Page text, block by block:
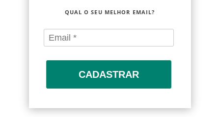
QUAL O SEU MELHOR EMAIL?
CADASTRAR